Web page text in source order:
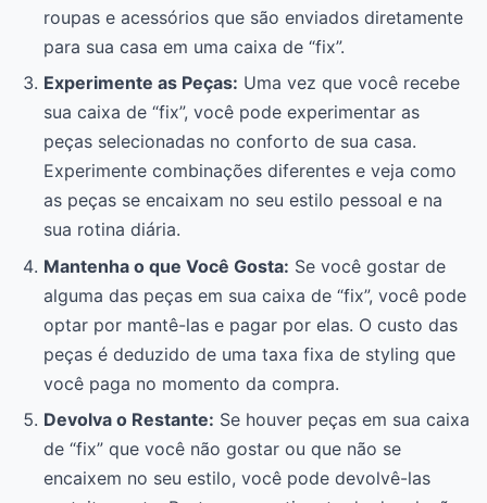
roupas e acessórios que são enviados diretamente
para sua casa em uma caixa de “fix”.
Experimente as Peças: Uma vez que você recebe
sua caixa de “fix”, você pode experimentar as
peças selecionadas no conforto de sua casa.
Experimente combinações diferentes e veja como
as peças se encaixam no seu estilo pessoal e na
sua rotina diária.
Mantenha o que Você Gosta: Se você gostar de
alguma das peças em sua caixa de “fix”, você pode
optar por mantê-las e pagar por elas. O custo das
peças é deduzido de uma taxa fixa de styling que
você paga no momento da compra.
Devolva o Restante: Se houver peças em sua caixa
de “fix” que você não gostar ou que não se
encaixem no seu estilo, você pode devolvê-las